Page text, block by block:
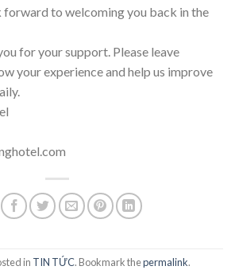
forward to welcoming you back in the
for your support. Please leave
your experience and help us improve
in TIN TỨC. Bookmark thepermalink.